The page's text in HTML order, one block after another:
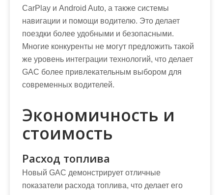
CarPlay и Android Auto, а также системы
навигации и помощи водителю. Это делает
поездки более удобными и безопасными.
Многие конкуренты не могут предложить такой
же уровень интеграции технологий, что делает
GAC более привлекательным выбором для
современных водителей.
Экономичность и
стоимость
Расход топлива
Новый GAC демонстрирует отличные
показатели расхода топлива, что делает его